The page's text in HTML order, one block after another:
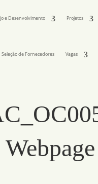
e Desenvolvimento Projetos
Seleção de Fornecedores Vagas